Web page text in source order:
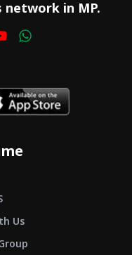
network in MP.
Us